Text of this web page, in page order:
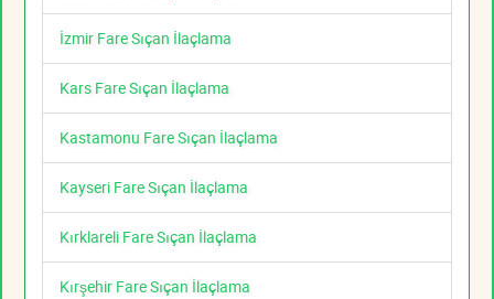
İzmir Fare Sıçan İlaçlama
Kars Fare Sıçan İlaçlama
Kastamonu Fare Sıçan İlaçlama
Kayseri Fare Sıçan İlaçlama
Kırklareli Fare Sıçan İlaçlama
Kırşehir Fare Sıçan İlaçlama